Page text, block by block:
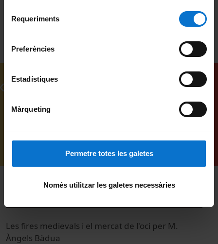
consultar laPolítica de galetes del lloc web de la
Requeriments
Preferències
Estadístiques
Màrqueting
Permetre totes les galetes
Només utilitzar les galetes necessàries
Vídeos relacionats
Les fires medievals i el mercat de l'oci per M.
Àngels Bàdua